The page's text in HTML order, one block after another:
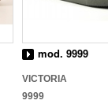
mod. 9999
VICTORIA
9999